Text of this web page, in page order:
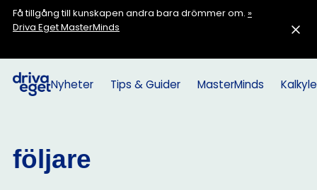
Få tillgång till kunskapen andra bara drömmer om. »
Driva Eget MasterMinds
Nyheter Tips & Guider MasterMinds
följare